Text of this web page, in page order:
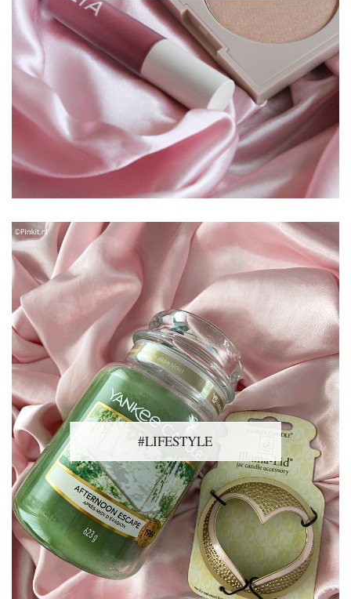
#LIFESTYLE